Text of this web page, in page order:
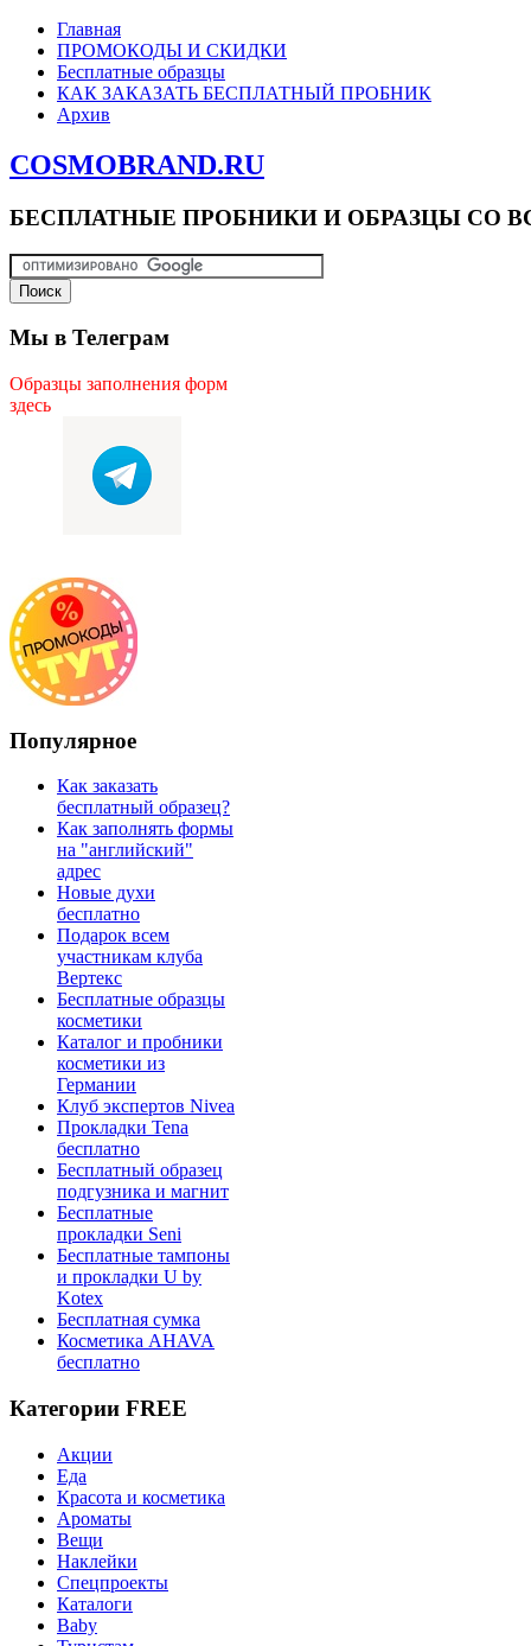
Главная
ПРОМОКОДЫ И СКИДКИ
Бесплатные образцы
КАК ЗАКАЗАТЬ БЕСПЛАТНЫЙ ПРОБНИК
Архив
COSMOBRAND.RU
БЕСПЛАТНЫЕ ПРОБНИКИ И ОБРАЗЦЫ СО
Мы в Телеграм
Образцы заполнения форм
здесь
Популярное
Как заказать
бесплатный образец?
Как заполнять формы
на "английский"
адрес
Новые духи
бесплатно
Подарок всем
участникам клуба
Вертекс
Бесплатные образцы
косметики
Каталог и пробники
косметики из
Германии
Клуб экспертов Nivea
Прокладки Tena
бесплатно
Бесплатный образец
подгузника и магнит
Бесплатные
прокладки Seni
Бесплатные тампоны
и прокладки U by
Kotex
Бесплатная сумка
Косметика AHAVA
бесплатно
Категории FREE
Акции
Еда
Красота и косметика
Ароматы
Вещи
Наклейки
Спецпроекты
Каталоги
Baby